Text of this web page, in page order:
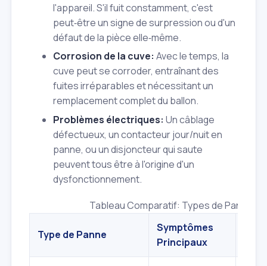
l'appareil. S'il fuit constamment, c'est
peut‑être un signe de surpression ou d'un
défaut de la pièce elle‑même.
Corrosion de la cuve: Avec le temps, la
cuve peut se corroder, entraînant des
fuites irréparables et nécessitant un
remplacement complet du ballon.
Problèmes électriques: Un câblage
défectueux, un contacteur jour/nuit en
panne, ou un disjoncteur qui saute
peuvent tous être à l'origine d'un
dysfonctionnement.
Tableau Comparatif: Types de Pannes
Type de Panne
Symptômes
Principaux